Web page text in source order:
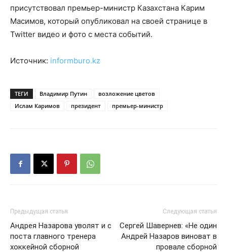
присутствовал премьер-министр Казахстана Карим
Масимов, который опубликовал на своей странице в
Twitter видео и фото с места событий.
Источник: informburo.kz
ТЕГИ Владимир Путин
возложение цветов
Ислам Каримов
президент премьер-министр
Предыдущая статья
Андрея Назарова уволят и с
поста главного тренера
хоккейной сборной
Следующая статья
Сергей Шавернев: «Не один
Андрей Назаров виноват в
провале сборной